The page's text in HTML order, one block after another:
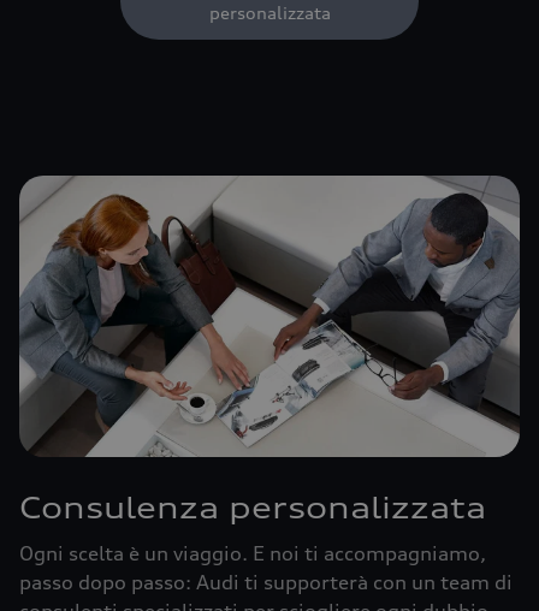
personalizzata
Consulenza personalizzata
Ogni scelta è un viaggio. E noi ti accompagniamo,
passo dopo passo: Audi ti supporterà con un team di